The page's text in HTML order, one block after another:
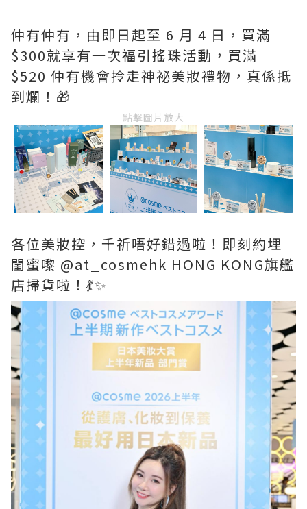
仲有仲有，由即日起至 6 月 4 日，買滿
$300就享有一次福引搖珠活動，買滿
$520 仲有機會拎走神祕美妝禮物，真係抵
到爛！🎁
點擊圖片放大
各位美妝控，千祈唔好錯過啦！即刻約埋
閨蜜嚟 @at_cosmehk HONG KONG旗艦
店掃貨啦！💃✨